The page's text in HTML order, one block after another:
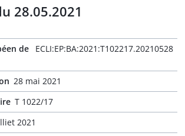
28.05.2021
de
ECLI:EP:BA:2021:T102217.20210528
28 mai 2021
T 1022/17
2021